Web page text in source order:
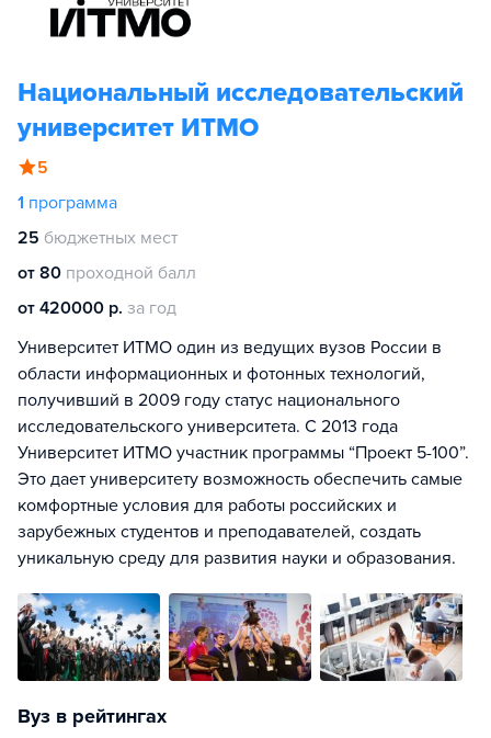
Национальный исследовательский
университет ИТМО
5
1 программа
25 бюджетных мест
от 80 проходной балл
от 420000 р. за год
Университет ИТМО один из ведущих вузов России в
области информационных и фотонных технологий,
получивший в 2009 году статус национального
исследовательского университета. С 2013 года
Университет ИТМО участник программы “Проект 5-100”.
Это дает университету возможность обеспечить самые
комфортные условия для работы российских и
зарубежных студентов и преподавателей, создать
уникальную среду для развития науки и образования.
Вуз в рейтингах